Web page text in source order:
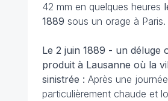
42 mm en quelques heures
1889 sous un orage à Paris.
Le 2 juin 1889 - un déluge
produit à Lausanne où la
sinistrée : Après une journée
particulièrement chaude et